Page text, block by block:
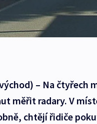
– Na čtyřech
měřit radary. V
chtějí řidiče